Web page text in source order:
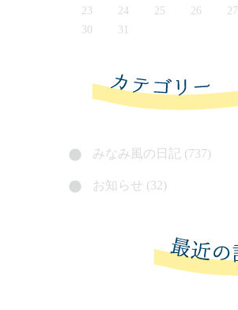
23
24 25 26 27
30
31
みなみ風の日記 (737)
お知らせ (32)